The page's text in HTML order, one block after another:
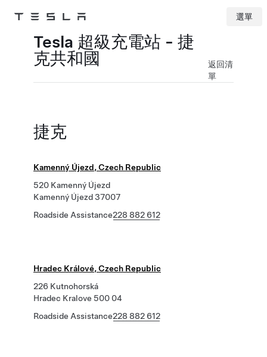
Tesla 選單
Tesla 超級充電站 - 捷
克共和國
返回清
單
捷克
Kamenný Újezd, Czech Republic
520 Kamenný Újezd
Kamenný Újezd 37007
Roadside Assistance228 882 612
Hradec Králové, Czech Republic
226 Kutnohorská
Hradec Kralove 500 04
Roadside Assistance228 882 612